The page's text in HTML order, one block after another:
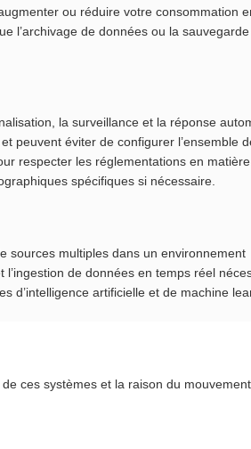
ou réduire votre consommation
l’archivage de données ou la
la surveillance et la réponse
peuvent éviter de configurer l’ensemble
respecter les réglementations en
spécifiques si nécessaire.
sources multiples dans un environnement
de données en temps réel
d’intelligence artificielle et de machine
ces systèmes et la raison du